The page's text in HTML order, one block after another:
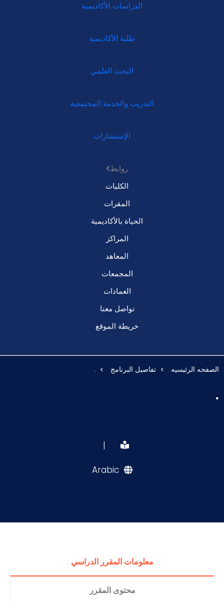
الدراسات الأكاديمية
طلبة الأكاديمية
البحث العلمي
التدريب والخدمة المجتمعية
الإستشارات
روابط
الكليات
المقرات
الحياة بالأكاديمية
المراكز
المعاهد
المجمعات
العمادات
تواصل معنا
خريطة الموقع
الصفحه الرئيسيه تفاصيل البرنامج .
.
|
Arabic
معلومات المقرر الدراسي
محتوى المقرر